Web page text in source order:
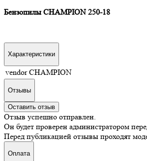
Бензопилы CHAMPION 250-18
Характеристики
vendor CHAMPION
Отзывы
Оставить отзыв
Отзыв успешно отправлен.
Он будет проверен администратором
Перед публикацией отзывы проходят
Оплата